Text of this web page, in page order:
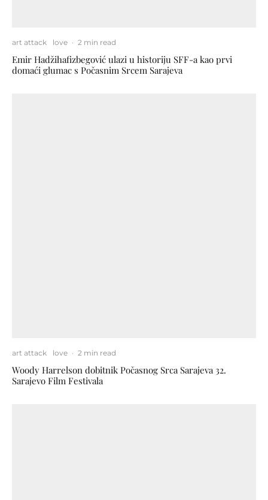
art attack love · 2 min read
Emir Hadžihafizbegović ulazi u historiju SFF-a kao prvi
domaći glumac s Počasnim Srcem Sarajeva
art attack love · 2 min read
Woody Harrelson dobitnik Počasnog Srca Sarajeva 32.
Sarajevo Film Festivala